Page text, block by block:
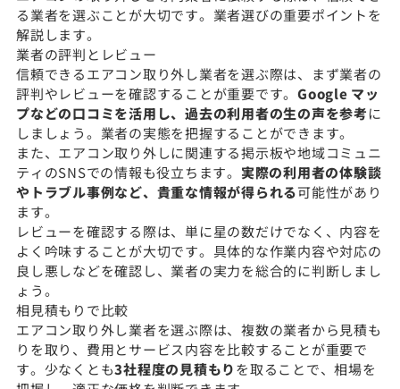
る業者を選ぶことが大切です。業者選びの重要ポイントを
解説します。
業者の評判とレビュー
信頼できるエアコン取り外し業者を選ぶ際は、まず業者の
評判やレビューを確認することが重要です。 Google マッ
プなどの口コミを活用し、過去の利用者の生の声を参考に
しましょう。業者の実態を把握することができます。
また、エアコン取り外しに関連する掲示板や地域コミュニ
ティのSNSでの情報も役立ちます。 実際の利用者の体験談
やトラブル事例など、貴重な情報が得られる可能性があり
ます。
レビューを確認する際は、単に星の数だけでなく、内容を
よく吟味することが大切です。具体的な作業内容や対応の
良し悪しなどを確認し、業者の実力を総合的に判断しまし
ょう。
相見積もりで比較
エアコン取り外し業者を選ぶ際は、複数の業者から見積も
りを取り、費用とサービス内容を比較することが重要で
す。少なくとも3社程度の見積もりを取ることで、相場を